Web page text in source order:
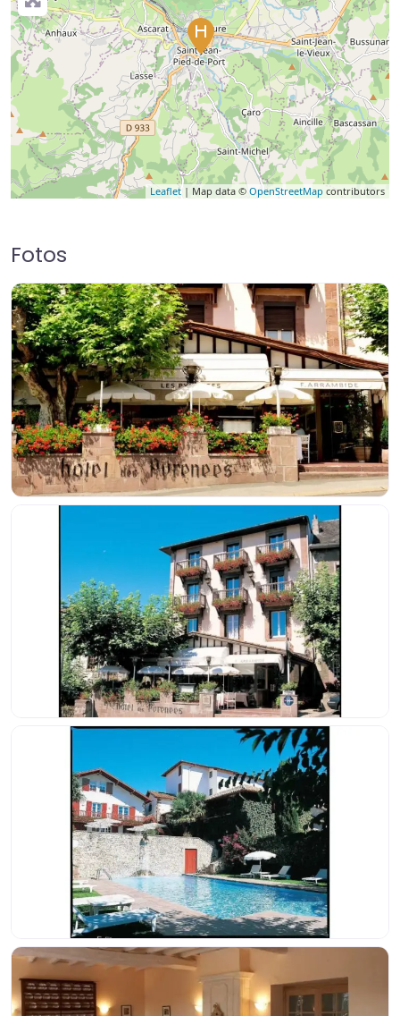
Leaflet| Map data © OpenStreetMap contributors
Fotos